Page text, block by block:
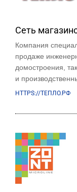
Сеть
Компания
продаже
домостроения,
и
HTTPS://ТЕПЛО.РФ